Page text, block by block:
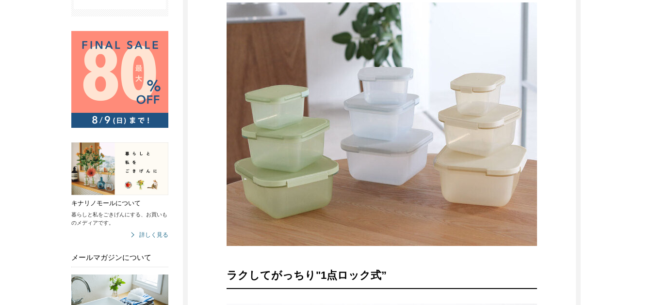
キナリノモールについて
暮らしと私をごきげんにする、お買いも
のメディアです。
詳しく見る
メールマガジンについて
ラクしてがっちり"1点ロック式”